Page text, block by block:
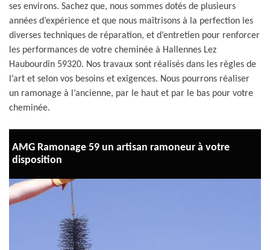
ses environs. Sachez que, nous sommes dotés de plusieurs
années d’expérience et que nous maîtrisons à la perfection les
diverses techniques de réparation, et d’entretien pour renforcer
les performances de votre cheminée à Hallennes Lez
Haubourdin 59320. Nos travaux sont réalisés dans les règles de
l’art et selon vos besoins et exigences. Nous pourrons réaliser
un ramonage à l’ancienne, par le haut et par le bas pour votre
cheminée.
AMG Ramonage 59 un artisan ramoneur à votre
disposition